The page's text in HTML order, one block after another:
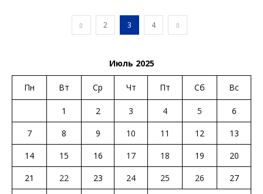
2 3 4
Июль 2025
Пн Вт Ср Чт Пт Сб Вс
1 2 3 4 5
6
7
8 9 10 11 12
13
14
15 16 17 18 19
20
21
22 23 24 25 26
27